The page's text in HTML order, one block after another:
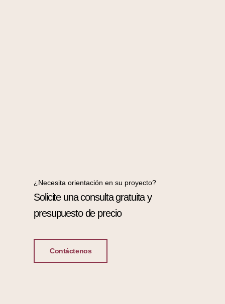
¿Necesita orientación en su proyecto?
Solicite una consulta gratuita y
presupuesto de precio
Contáctenos